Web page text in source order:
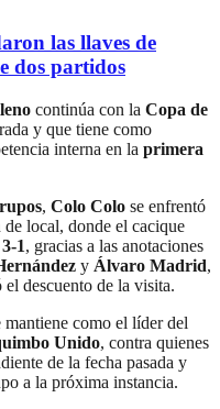
las llaves de
dos partidos
continúa con la Copa de
y que tiene como
interna en la primera
, Colo Colo se enfrentó
local, donde el cacique
3-1, gracias a las anotaciones
y Álvaro Madrid,
el descuento de la visita.
mantiene como el líder del
Unido, contra quienes
de la fecha pasada y
a la próxima instancia.